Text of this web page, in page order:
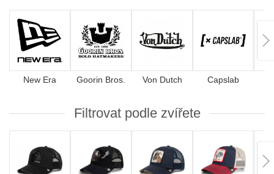
New Era Goorin Bros. Von Dutch Capslab
Filtrovat podle zvířete